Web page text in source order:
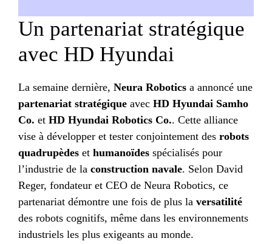
Un partenariat stratégique
avec HD Hyundai
La semaine dernière, Neura Robotics a annoncé une
partenariat stratégique avec HD Hyundai Samho
Co. et HD Hyundai Robotics Co.. Cette alliance
vise à développer et tester conjointement des robots
quadrupèdes et humanoïdes spécialisés pour
l’industrie de la construction navale. Selon David
Reger, fondateur et CEO de Neura Robotics, ce
partenariat démontre une fois de plus la versatilité
des robots cognitifs, même dans les environnements
industriels les plus exigeants au monde.